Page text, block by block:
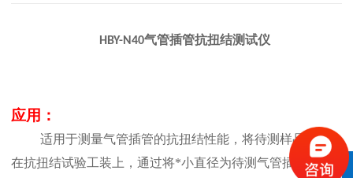
HBY-N40气管插管抗扭结测试仪
应用：
适用于测量气管插管的抗扭结性能， 将待测样品
固定
在抗扭结试验工装上 ， 通过将*小直径为待测气管插管标称